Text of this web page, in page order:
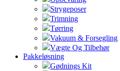
Strygeposer
Trimning
Tørring
Vakuum & Forsegling
Vægte Og Tilbehør
Pakkeløsning
Gødnings Kit